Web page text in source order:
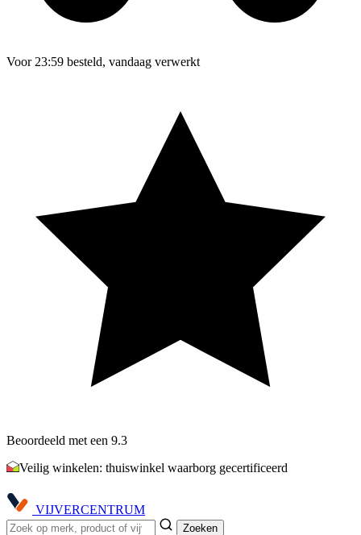
Voor 23:59 besteld, vandaag verwerkt
Beoordeeld met een 9.3
Veilig winkelen: thuiswinkel waarborg gecertificeerd
VIJVERCENTRUM
Zoeken